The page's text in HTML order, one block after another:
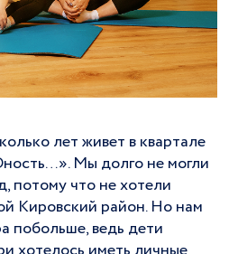
лет живет в квартале
Мы долго не могли
потому что не хотели
Кировский район. Но нам
побольше, ведь дети